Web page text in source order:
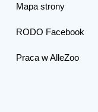
Mapa strony
RODO Facebook
Praca w AlleZoo